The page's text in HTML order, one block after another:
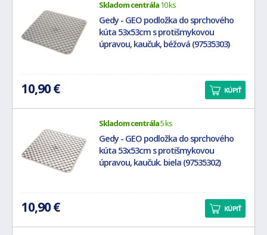
Skladom centrála10 ks
Gedy - GEO podložka do sprchového
kúta 53x53cm s protišmykovou
úpravou, kaučuk, béžová (97535303)
10,90 € KÚPIŤ
Skladom centrála5 ks
Gedy - GEO podložka do sprchového
kúta 53x53cm s protišmykovou
úpravou, kaučuk. biela (97535302)
10,90 € KÚPIŤ